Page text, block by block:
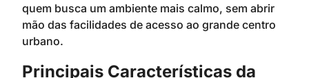
quem busca um ambiente mais calmo, sem abrir
mão das facilidades de acesso ao grande centro
urbano.
Principais Características da